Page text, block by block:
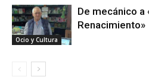
Ocio y Cultura
De mecánico a
Renacimiento»